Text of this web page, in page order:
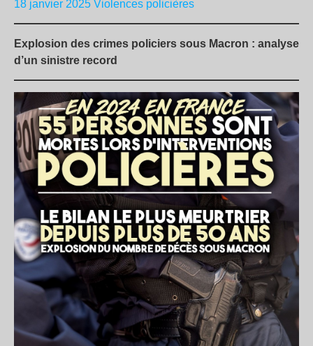
18 janvier 2025 Violences policières
Explosion des crimes policiers sous Macron : analyse
d’un sinistre record